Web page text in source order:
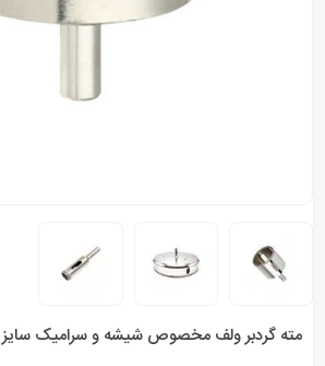
مته گردبر ولف مخصوص شیشه و سرامیک سایز 10 الی 125